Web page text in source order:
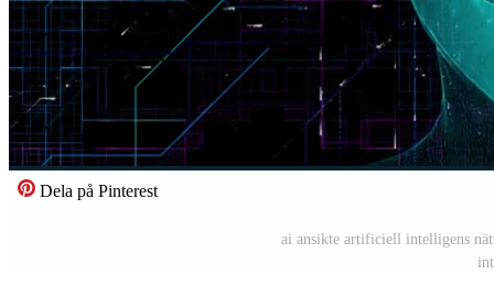
Dela på Pinterest
ai ansikte artificiell intelligens